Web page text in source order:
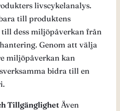
livscykelanalys.
till produktens
dess miljöpåverkan från
Genom att välja
miljöpåverkan kan
bidra till en
Tillgänglighet Även